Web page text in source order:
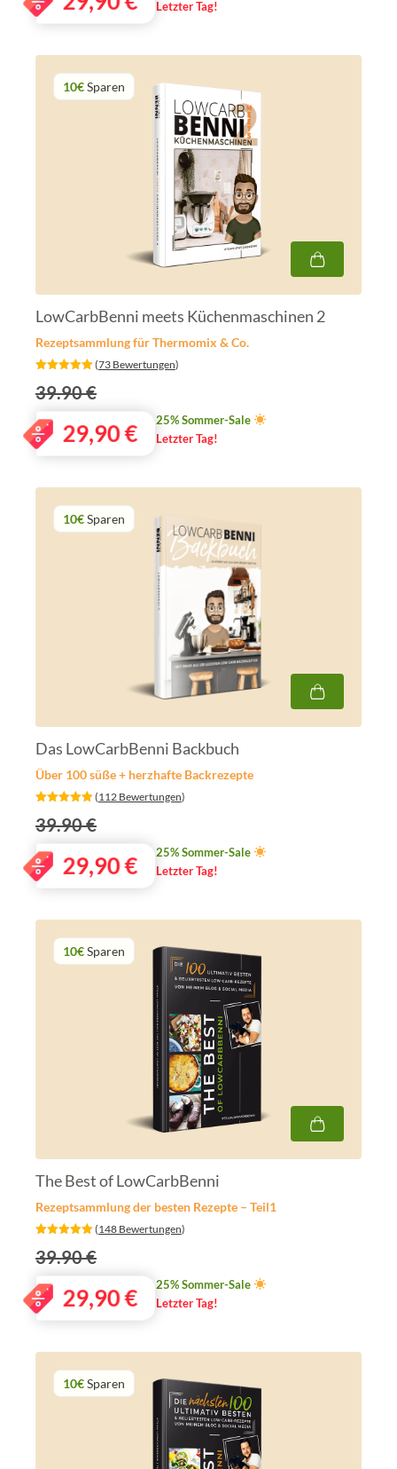
Letzter Tag!
10€Sparen
LowCarbBenni meets Küchenmaschinen 2
Rezeptsammlung für Thermomix & Co.
‎ (73 Bewertungen)
39.90 €
29,90€
25% Sommer-Sale
Letzter Tag!
10€Sparen
Das LowCarbBenni Backbuch
Über 100 süße + herzhafte Backrezepte
‎ (112 Bewertungen)
39.90 €
29,90€
25% Sommer-Sale
Letzter Tag!
10€Sparen
The Best of LowCarbBenni
Rezeptsammlung der besten Rezepte – Teil1
‎ (148 Bewertungen)
39.90 €
29,90€
25% Sommer-Sale
Letzter Tag!
10€Sparen